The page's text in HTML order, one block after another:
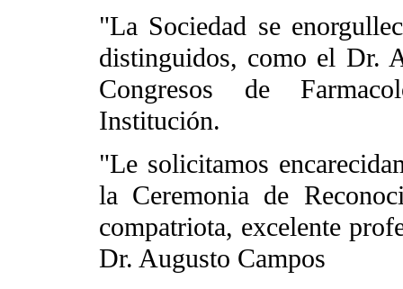
"La Sociedad se
distinguidos, como el Dr.
Congresos de
Institución.
"Le solicitamos
la Ceremonia de
compatriota, excelente
Dr. Augusto Campos